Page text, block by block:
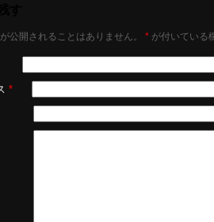
公開されることはありません。 * が付いている
*